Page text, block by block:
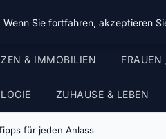
& IMMOBILIEN FRAUEN
ZUHAUSE & LEBEN
für jeden Anlass
Sie fortfahren, akzeptieren